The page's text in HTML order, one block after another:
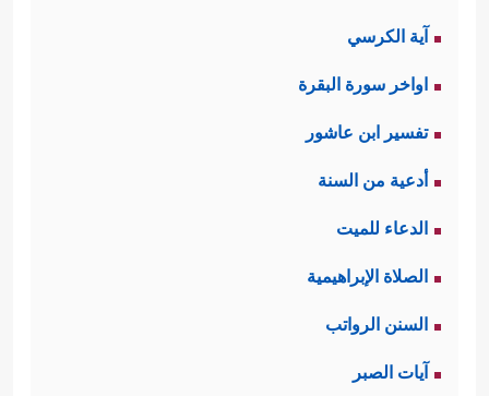
آية الكرسي
اواخر سورة البقرة
تفسير ابن عاشور
أدعية من السنة
الدعاء للميت
الصلاة الإبراهيمية
السنن الرواتب
آيات الصبر